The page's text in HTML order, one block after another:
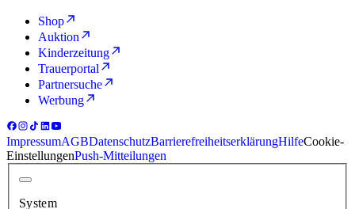
Shop
Auktion
Kinderzeitung
Trauerportal
Partnersuche
Werbung
ImpressumAGBDatenschutzBarrierefreiheitserklärungHilfeCookie-
EinstellungenPush-Mitteilungen
System